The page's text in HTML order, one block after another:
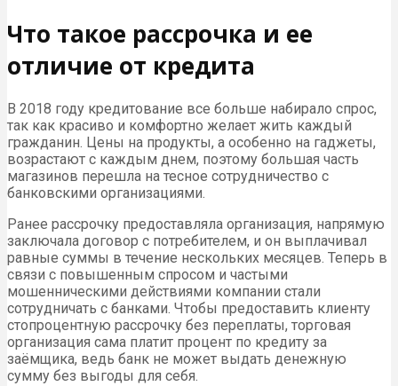
Что такое рассрочка и ее
отличие от кредита
В 2018 году кредитование все больше набирало спрос,
так как красиво и комфортно желает жить каждый
гражданин. Цены на продукты, а особенно на гаджеты,
возрастают с каждым днем, поэтому большая часть
магазинов перешла на тесное сотрудничество с
банковскими организациями.
Ранее рассрочку предоставляла организация, напрямую
заключала договор с потребителем, и он выплачивал
равные суммы в течение нескольких месяцев. Теперь в
связи с повышенным спросом и частыми
мошенническими действиями компании стали
сотрудничать с банками. Чтобы предоставить клиенту
стопроцентную рассрочку без переплаты, торговая
организация сама платит процент по кредиту за
заёмщика, ведь банк не может выдать денежную
сумму без выгоды для себя.